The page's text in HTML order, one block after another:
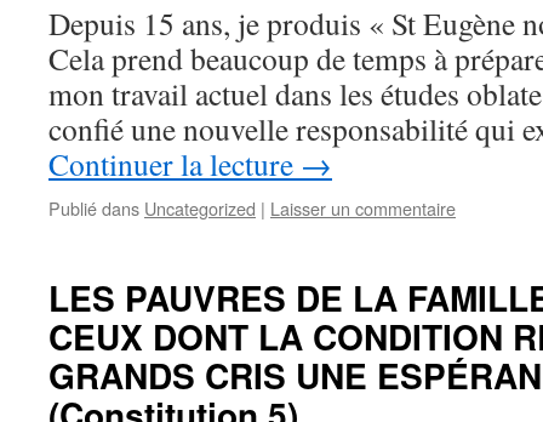
Depuis 15 ans, je produis « St Eugène
Cela prend beaucoup de temps à
mon travail actuel dans les études
confié une nouvelle responsabilité qui
Continuer la lecture →
Publié dans Uncategorized | Laisser un commentaire
LES PAUVRES DE LA
CEUX DONT LA CONDITION
GRANDS CRIS UNE